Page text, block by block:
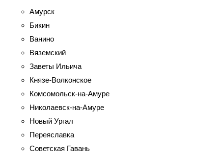
Амурск
Бикин
Ванино
Вяземский
Заветы Ильича
Князе-Волконское
Комсомольск-на-Амуре
Николаевск-на-Амуре
Новый Ургал
Переяславка
Советская Гавань